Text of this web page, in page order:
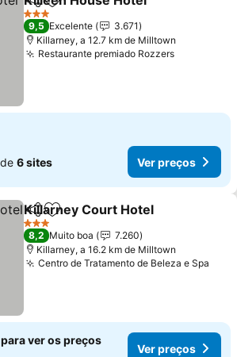
PartilharAdicionar aos favoritos
3 Estrelas
9,5 Excelente
3.671
Killarney, a 12.7 km de Milltown
Restaurante premiado RozzersVer
6 sites Ver preços
PartilharAdicionar aos favoritos
Killarney Court Hotel
3 Estrelas
8,2 Muito boa
7.260
Killarney, a 16.2 km de Milltown
Centro de Tratamento de Beleza e Spa
ver os preços
Ver preços